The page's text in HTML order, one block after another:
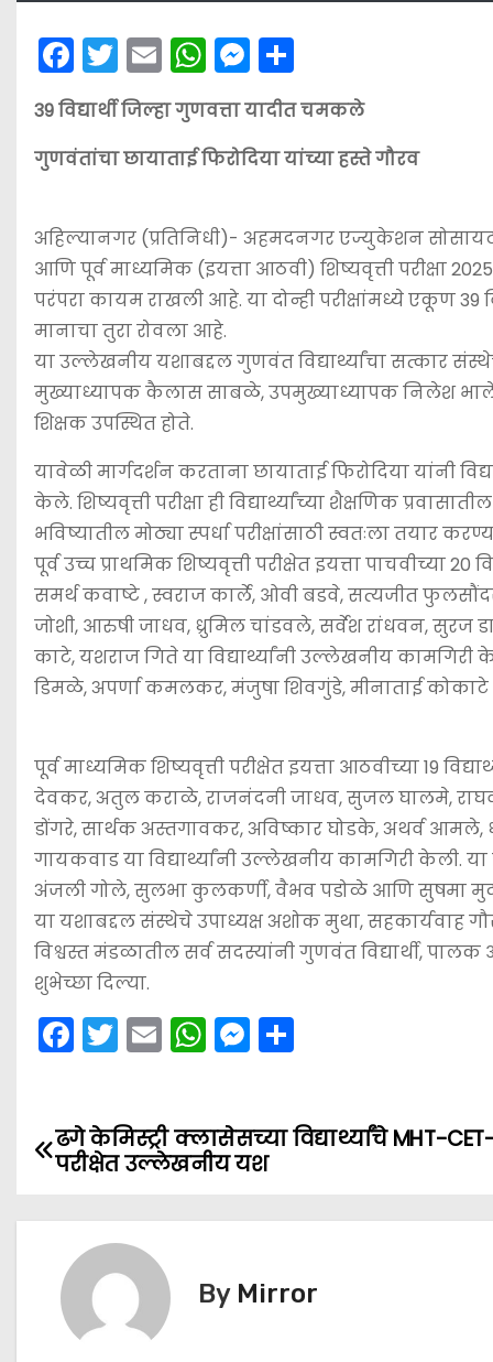
F
a
c
e
o
o
k
T
w
itt
er
E
m
ai
l
W
h
a
ts
p
p
M
e
s
s
n
g
er
h
ar
e
39 विद्यार्थी जिल्हा गुणवत्ता यादीत चमकले
गुणवंतांचा छायाताई फिरोदिया यांच्या हस्ते गौरव
अहिल्यानगर (प्रतिनिधी)- अहमदनगर एज्युकेशन
आणि पूर्व माध्यमिक (इयत्ता आठवी) शिष्यवृत्ती
परंपरा कायम राखली आहे. या दोन्ही परीक्षांमध्ये एकूण 39
मानाचा तुरा रोवला आहे.
या उल्लेखनीय यशाबद्दल गुणवंत विद्यार्थ्यांचा सत्कार
मुख्याध्यापक कैलास साबळे, उपमुख्याध्यापक निलेश
शिक्षक उपस्थित होते.
यावेळी मार्गदर्शन करताना छायाताई फिरोदिया यांनी
केले. शिष्यवृत्ती परीक्षा ही विद्यार्थ्यांच्या शैक्षणिक
भविष्यातील मोठ्या स्पर्धा परीक्षांसाठी स्वतःला तयार
पूर्व उच्च प्राथमिक शिष्यवृत्ती परीक्षेत इयत्ता पाचवीच्या
समर्थ कवाष्टे , स्वराज कार्ले, ओवी बडवे, सत्यजीत
जोशी, आरुषी जाधव, ध्रुमिल चांडवले, सर्वेश रांधवन, सुरज
काटे, यशराज गिते या विद्यार्थ्यांनी उल्लेखनीय कामगिरी
डिमळे, अपर्णा कमलकर, मंजुषा शिवगुंडे, मीनाताई
पूर्व माध्यमिक शिष्यवृत्ती परीक्षेत इयत्ता आठवीच्या 19
देवकर, अतुल कराळे, राजनंदनी जाधव, सुजल घालमे,
डोंगरे, सार्थक अस्तगावकर, अविष्कार घोडके, अथर्व आमले,
गायकवाड या विद्यार्थ्यांनी उल्लेखनीय कामगिरी केली.
अंजली गोले, सुलभा कुलकर्णी, वैभव पडोळे आणि सुषमा
या यशाबद्दल संस्थेचे उपाध्यक्ष अशोक मुथा, सहकार्यवाह
विश्वस्त मंडळातील सर्व सदस्यांनी गुणवंत विद्यार्थी,
शुभेच्छा दिल्या.
F
a
e
b
o
o
T
w
er
E
m
l
W
h
ts
A
p
M
e
s
e
n
er
e
Pढगे केमिस्ट्री क्लासेसच्या विद्यार्थ्यांचे MHT-
परीक्षेत उल्लेखनीय यश
By Mirror